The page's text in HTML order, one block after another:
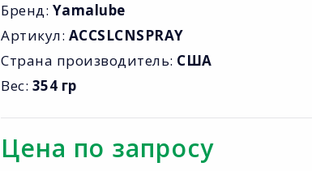
Бренд: Yamalube
Артикул: ACCSLCNSPRAY
Страна производитель: США
Вес: 354 гр
Цена по запросу